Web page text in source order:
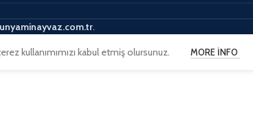
.
kullanımımızı kabul etmiş olursunuz. MORE INFO